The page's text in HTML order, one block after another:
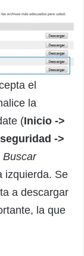
el
la
(Inicio ->
->
Buscar
izquierda. Se
a descargar
la que